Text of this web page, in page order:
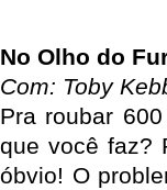
No Olho do
Com: Toby
Pra roubar
que você faz?
óbvio! O